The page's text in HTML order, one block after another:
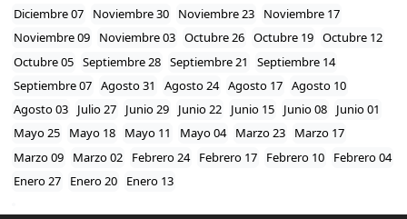
Diciembre 07 Noviembre 30 Noviembre 23
Noviembre 17
Noviembre 09
Noviembre 03 Octubre 26 Octubre 19 Octubre 12
Octubre 05 Septiembre 28 Septiembre 21
Septiembre 14
Septiembre 07 Agosto 31 Agosto 24 Agosto 17 Agosto 10
Agosto 03
Julio 27 Junio 29 Junio 22 Junio 15 Junio 08
Junio 01
Mayo 25
Mayo 18 Mayo 11 Mayo 04 Marzo 23
Marzo 17
Marzo 09
Marzo 02 Febrero 24 Febrero 17 Febrero 10
Febrero 04
Enero 27
Enero 20 Enero 13